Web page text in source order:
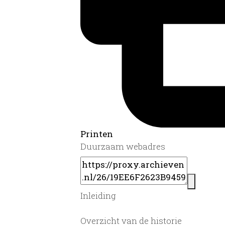
Printen
Duurzaam webadres
Inleiding
Overzicht van de historie